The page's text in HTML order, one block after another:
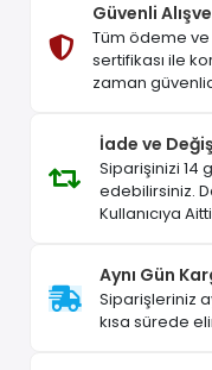
Güvenli
Tüm ödeme ve
sertifikası ile
zaman
İade ve
Siparişinizi 14
edebilirsiniz.
Kullanıcıya
Aynı Gün
Siparişleriniz
kısa sürede